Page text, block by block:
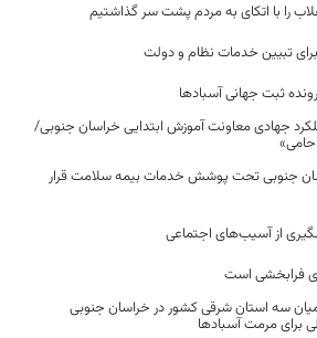
را با اتکای به مردم پشت سر گذاشتیم
تبیین خدمات نظام و دولت
ثبت جهانی آسبادها
جهادی معاونت آموزش ابتدایی خراسان جنوبی/
جنوبی تحت پوشش خدمات بیمه سلامت قرار
از آسیب‌های اجتماعی
فرابخشی است
میان سه استان شرقی کشور در خراسان جنوبی
برای مرمت آسبادها